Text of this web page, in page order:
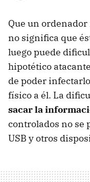
Que un
no significa que
luego puede
hipotético
de poder
físico a él. La
sacar la
controlados no se
USB y otros